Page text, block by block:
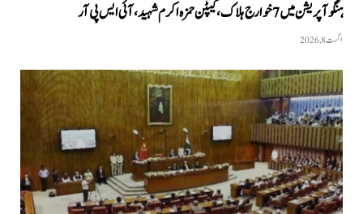
ہنگو آپریشن میں 7 خوارج ہلاک، کیپٹن حمزہ اکرم شہید، آئی ایس پی آر
اگست 8, 2026